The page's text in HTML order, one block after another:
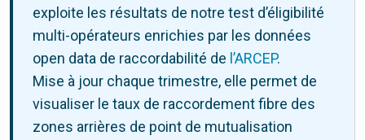
exploite les résultats de notre test d’éligibilité
multi-opérateurs enrichies par les données
open data de raccordabilité de l’ARCEP.
Mise à jour chaque trimestre, elle permet de
visualiser le taux de raccordement fibre des
zones arrières de point de mutualisation